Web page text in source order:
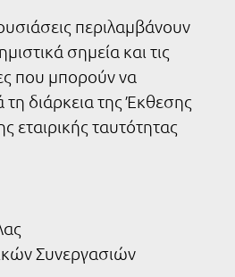
περιλαμβάνουν
σημεία και τις
που μπορούν να
τη διάρκεια της Έκθεσης
εταιρικής ταυτότητας
Συνεργασιών